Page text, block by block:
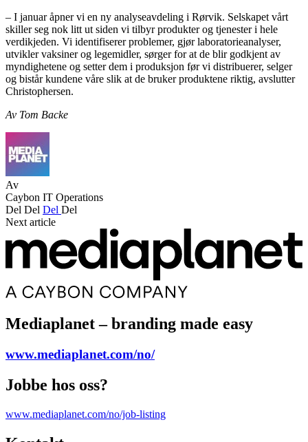
– I januar åpner vi en ny analyseavdeling i Rørvik. Selskapet vårt
skiller seg nok litt ut siden vi tilbyr produkter og tjenester i hele
verdikjeden. Vi identifiserer problemer, gjør laboratorieanalyser,
utvikler vaksiner og legemidler, sørger for at de blir godkjent av
myndighetene og setter dem i produksjon før vi distribuerer, selger
og bistår kundene våre slik at de bruker produktene riktig, avslutter
Christophersen.
Av Tom Backe
Av
Caybon IT Operations
Del Del Del Del
Next article
Mediaplanet – branding made easy
www.mediaplanet.com/no/
Jobbe hos oss?
www.mediaplanet.com/no/job-listing